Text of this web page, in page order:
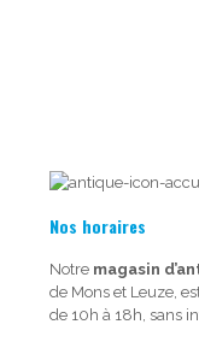
Nos horaires
Notre magasin
de Mons et Leuze,
de 10h à 18h, sans